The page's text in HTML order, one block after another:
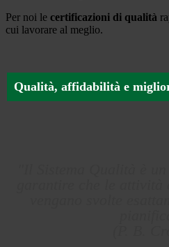
Per noi le certificazioni di qualità
cui lavorare al meglio.
Qualità, affidabilità e